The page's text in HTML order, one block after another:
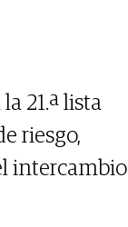
21.ª lista
riesgo,
intercambio